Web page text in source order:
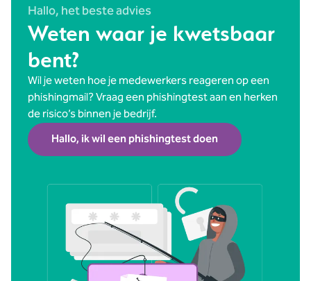
Hallo, het beste advies
Weten waar je kwetsbaar
bent?
Wil je weten hoe je medewerkers reageren op een
phishingmail? Vraag een phishingtest aan en herken
de risico’s binnen je bedrijf.
Hallo, ik wil een phishingtest doen